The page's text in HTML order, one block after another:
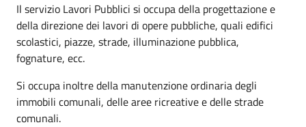
Il servizio Lavori Pubblici si occupa della progettazione e
della direzione dei lavori di opere pubbliche, quali edifici
scolastici, piazze, strade, illuminazione pubblica,
fognature, ecc.
Si occupa inoltre della manutenzione ordinaria degli
immobili comunali, delle aree ricreative e delle strade
comunali.